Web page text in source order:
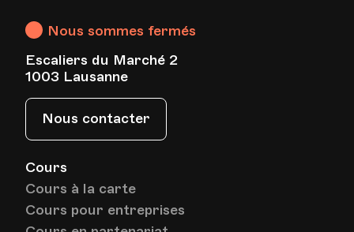
Lieu
HEP - Haute Ecole Pédagogique - Salle 719
1005, Lausanne
Lieu1005, Lausanne
Cours
Cours à la carte
Cours pour entreprises
Nous sommes fermés
Escaliers du Marché 2
1003 Lausanne
Nous contacter